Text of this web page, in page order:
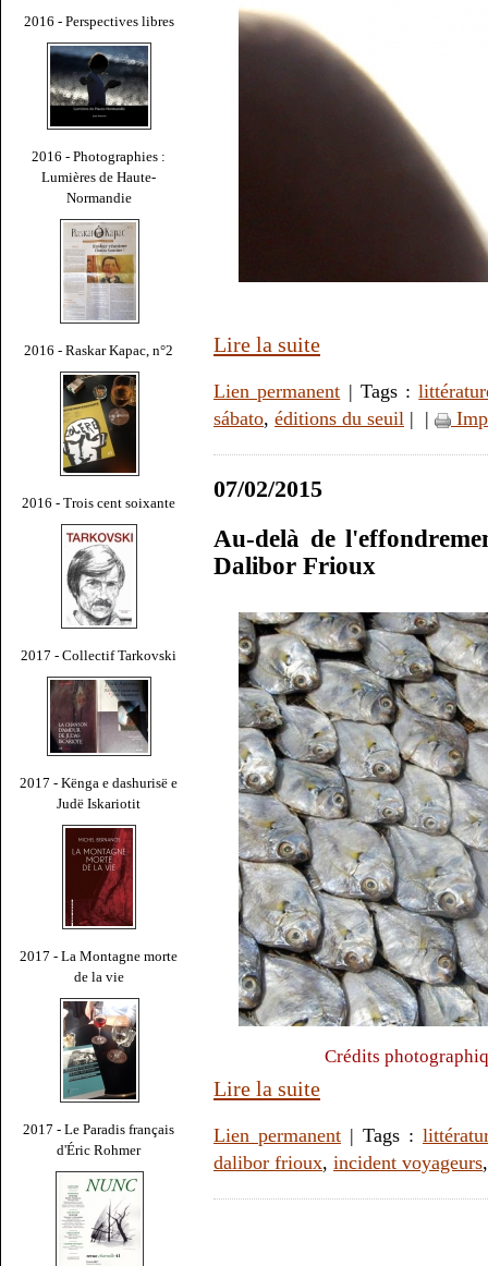
2016 - Perspectives libres
2016 - Photographies :
Lumières de Haute-
Normandie
2016 - Raskar Kapac, n°2
2016 - Trois cent soixante
2017 - Collectif Tarkovski
2017 - Kënga e dashurisë e
Judë Iskariotit
2017 - La Montagne morte
de la vie
2017 - Le Paradis français
d'Éric Rohmer
Lire la suite
Lien permanent | Tags :
sábato, éditions du seuil | |
07/02/2015
Au-delà de
Dalibor Frioux
Crédits
Lire la suite
Lien permanent| Tags :
dalibor frioux, incident voyageurs